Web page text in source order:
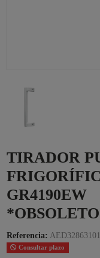
TIRADOR
GR4190EW
*OBSOLETO
Referencia: AED32863101
Consultar plazo